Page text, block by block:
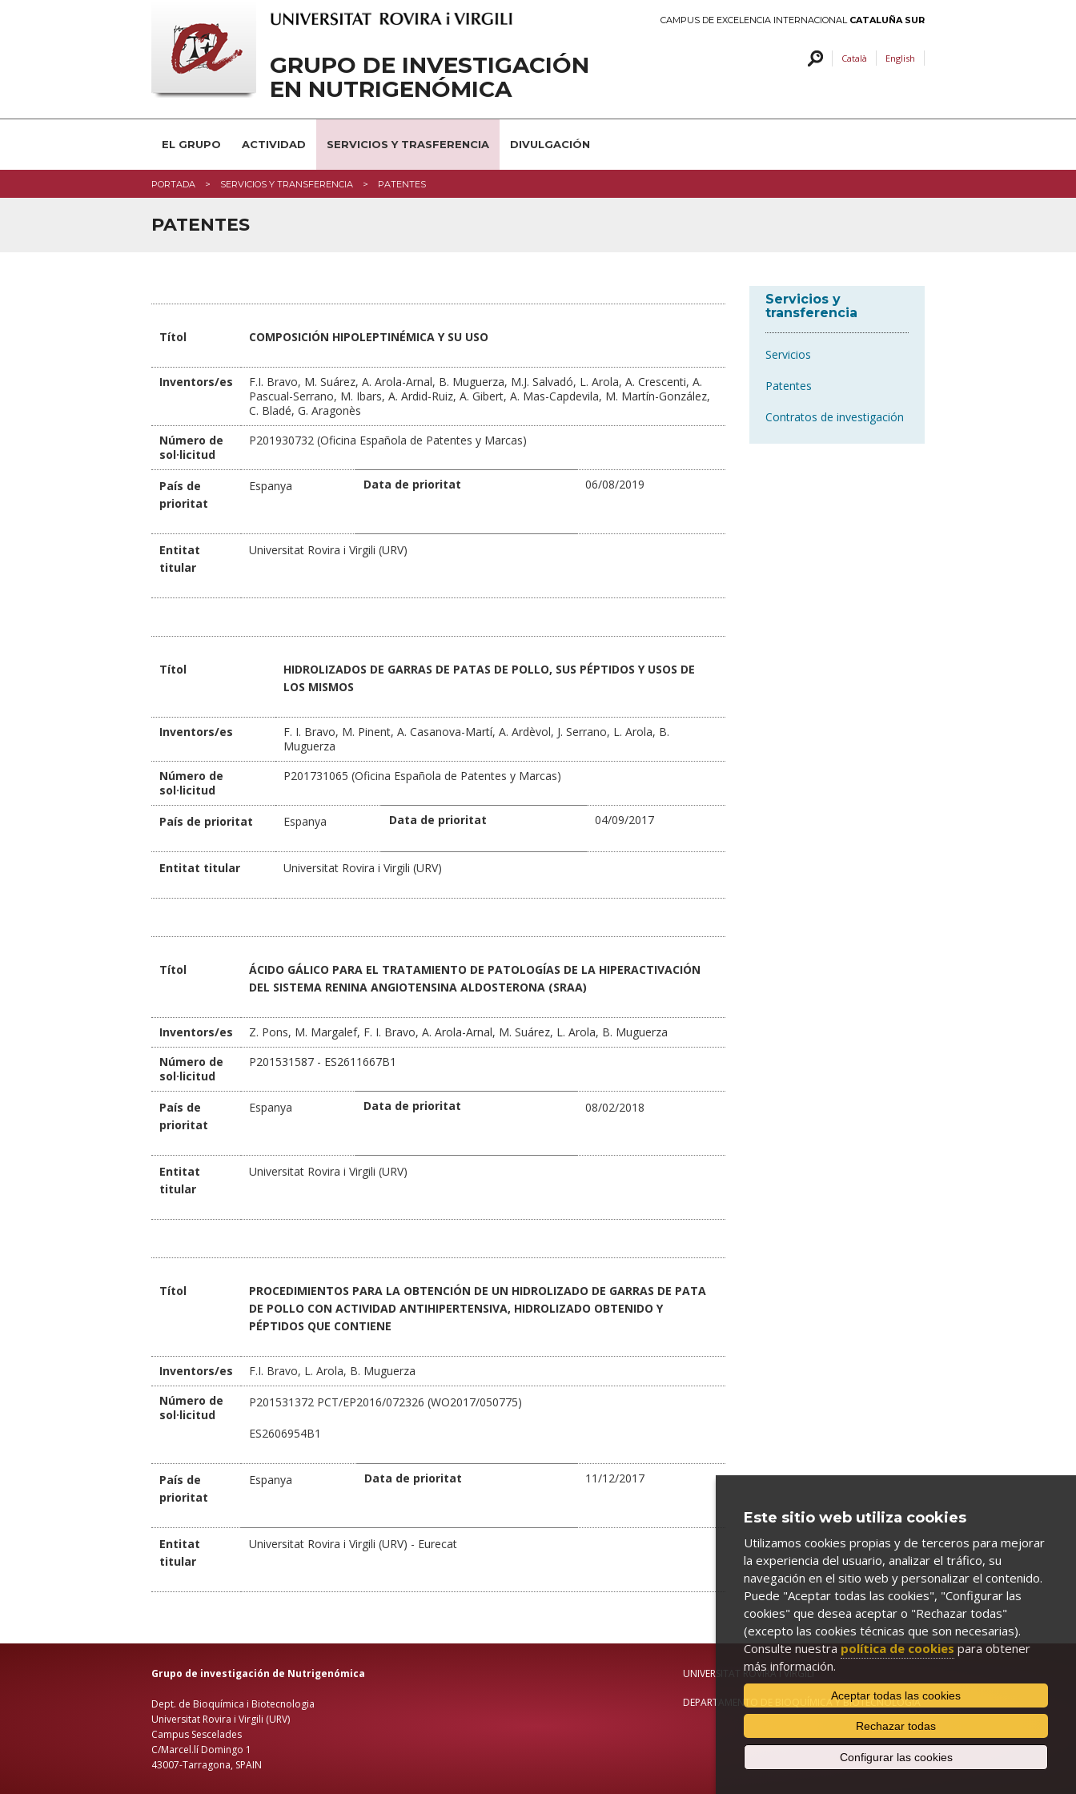
CAMPUS DE EXCELENCIA INTERNACIONAL CATALUÑA SUR
GRUPO DE INVESTIGACIÓN
EN NUTRIGENÓMICA
Català English
EL GRUPO ACTIVIDAD SERVICIOS Y TRASFERENCIA DIVULGACIÓN
PORTADA SERVICIOS Y TRANSFERENCIA PATENTES
PATENTES
Títol COMPOSICIÓN HIPOLEPTINÉMICA Y SU USO
Inventors/es
F.I. Bravo, M. Suárez, A. Arola-Arnal, B. Muguerza, M.J. Salvadó, L. Arola, A. Crescenti, A.
Pascual-Serrano, M. Ibars, A. Ardid-Ruiz, A. Gibert, A. Mas-Capdevila, M. Martín-González,
C. Bladé, G. Aragonès
Número de
sol·licitud
P201930732 (Oficina Española de Patentes y Marcas)
País de
prioritat
Espanya Data de prioritat 06/08/2019
Entitat
titular
Universitat Rovira i Virgili (URV)
Títol
HIDROLIZADOS DE GARRAS DE PATAS DE POLLO, SUS PÉPTIDOS Y USOS DE
LOS MISMOS
Inventors/es
F. I. Bravo, M. Pinent, A. Casanova-Martí, A. Ardèvol, J. Serrano, L. Arola, B.
Muguerza
Número de
sol·licitud
P201731065 (Oficina Española de Patentes y Marcas)
País de prioritat Espanya Data de prioritat 04/09/2017
Entitat titular Universitat Rovira i Virgili (URV)
Títol
ÁCIDO GÁLICO PARA EL TRATAMIENTO DE PATOLOGÍAS DE LA HIPERACTIVACIÓN
DEL SISTEMA RENINA ANGIOTENSINA ALDOSTERONA (SRAA)
Inventors/es
Z. Pons, M. Margalef, F. I. Bravo, A. Arola-Arnal, M. Suárez, L. Arola, B. Muguerza
Número de
sol·licitud
P201531587 - ES2611667B1
País de
prioritat
Espanya Data de prioritat 08/02/2018
Entitat
titular
Universitat Rovira i Virgili (URV)
Títol
PROCEDIMIENTOS PARA LA OBTENCIÓN DE UN HIDROLIZADO DE GARRAS DE PATA
DE POLLO CON ACTIVIDAD ANTIHIPERTENSIVA, HIDROLIZADO OBTENIDO Y
PÉPTIDOS QUE CONTIENE
Inventors/es
F.I. Bravo, L. Arola, B. Muguerza
Número de
sol·licitud
P201531372 PCT/EP2016/072326 (WO2017/050775)
ES2606954B1
País de
prioritat
Espanya Data de prioritat 11/12/2017
Entitat
titular
Universitat Rovira i Virgili (URV) - Eurecat
Servicios y
transferencia
Servicios
Patentes
Contratos de investigación
Grupo de investigación de Nutrigenómica
Dept. de Bioquímica i Biotecnologia
Universitat Rovira i Virgili (URV)
Campus Sescelades
C/Marcel.lí Domingo 1
43007-Tarragona, SPAIN
UNIVERSITAT ROVIRA I VIRGILI
DEPARTAMENTO DE BIOQUÍMICA Y BIOTECNOLOGÍA
Este sitio web utiliza cookies
Utilizamos cookies propias y de terceros para mejorar
la experiencia del usuario, analizar el tráfico, su
navegación en el sitio web y personalizar el contenido.
Puede "Aceptar todas las cookies", "Configurar las
cookies" que desea aceptar o "Rechazar todas"
(excepto las cookies técnicas que son necesarias).
Consulte nuestrapolítica de cookiespara obtener
más información.
Aceptar todas las cookies
Rechazar todas
Configurar las cookies